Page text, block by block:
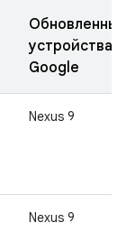
Обновленные
устройства
Google
Nexus 9
Nexus 9